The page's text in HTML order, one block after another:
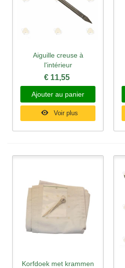
Aiguille creuse à
l'intérieur
€ 11,55
Ajouter au panier
Voir plus
Korfdoek met krammen